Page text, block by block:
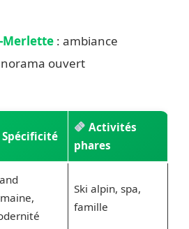
Merlette : ambiance
ouvert
Spécificité
Activités
phares
Ski alpin, spa,
famille